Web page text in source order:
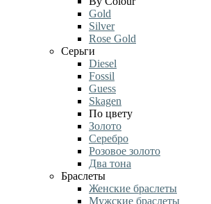
Gold
Silver
Rose Gold
Серьги
Diesel
Fossil
Guess
Skagen
По цвету
Золото
Серебро
Розовое золото
Два тона
Браслеты
Женские браслеты
Мужские браслеты